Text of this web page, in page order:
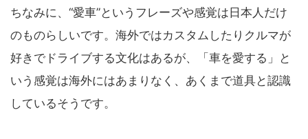
ちなみに、“愛車”というフレーズや感覚は日本人だけ
のものらしいです。海外ではカスタムしたりクルマが
好きでドライブする文化はあるが、「車を愛する」と
いう感覚は海外にはあまりなく、あくまで道具と認識
しているそうです。